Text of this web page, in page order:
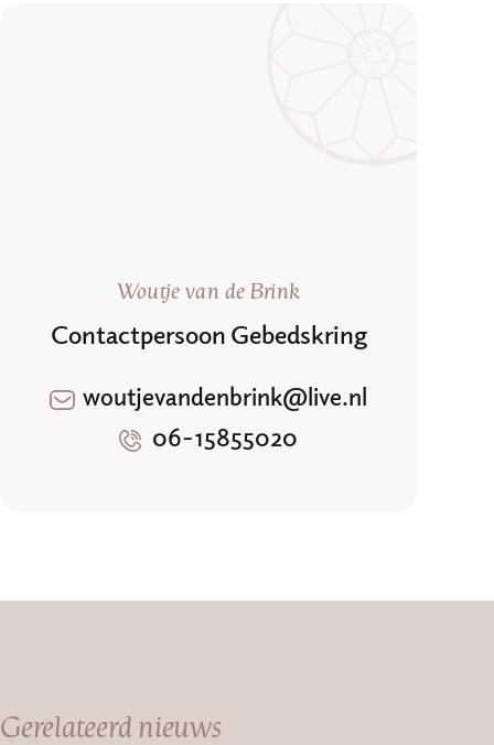
Woutje van de Brink
Contactpersoon Gebedskring
woutjevandenbrink@live.nl
06-15855020
Gerelateerd nieuws